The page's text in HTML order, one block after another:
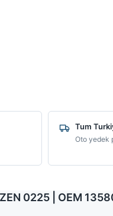
Tum
Oto yedek
0225 | OEM